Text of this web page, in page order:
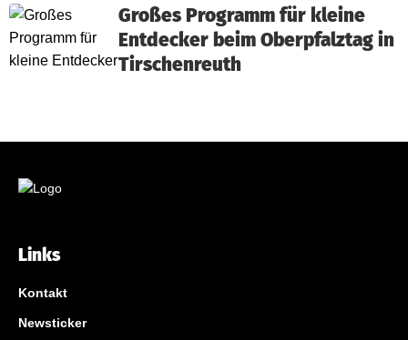
Großes Programm für kleine
Entdecker beim Oberpfalztag in
Tirschenreuth
Links
Kontakt
Newsticker